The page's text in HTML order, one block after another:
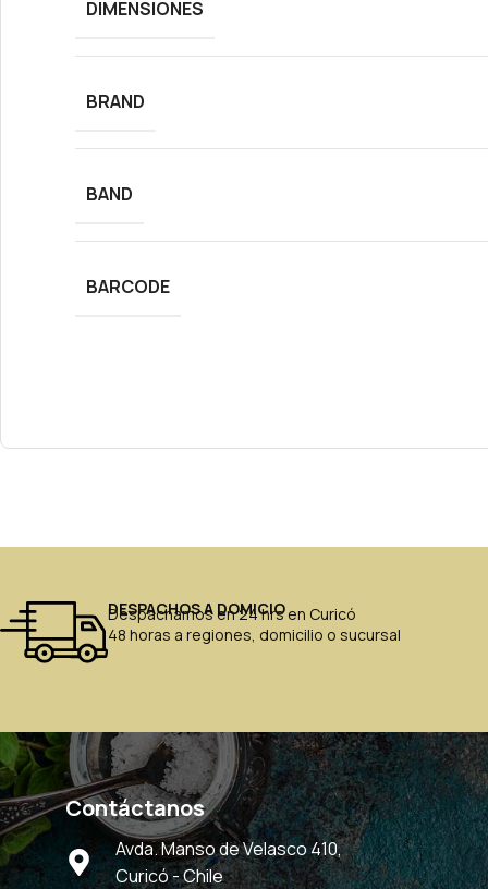
DIMENSIONES
BRAND
BAND
BARCODE
DESPACHOS A DOMICIO
Despachamos en 24 hrs en Curicó
48 horas a regiones, domicilio o sucursal
Contáctanos
Avda. Manso de Velasco 410,
Curicó - Chile